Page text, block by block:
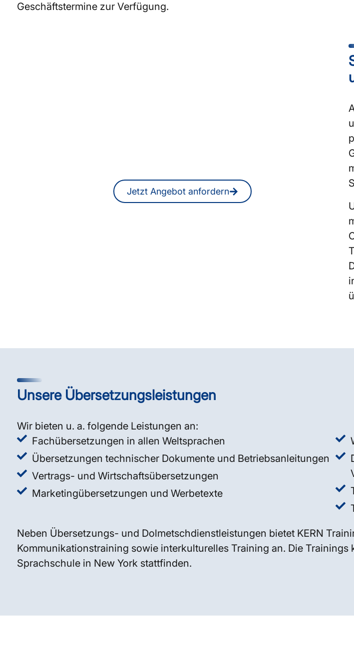
Geschäftstermine zur Verfügung.
Jetzt Angebot anfordern
Unsere Übersetzungsleistungen
Wir bieten u. a. folgende Leistungen an:
Fachübersetzungen in allen Weltsprachen
Übersetzungen technischer Dokumente und Betriebsanleitungen
Vertrags- und Wirtschaftsübersetzungen
Marketingübersetzungen und Werbetexte
Neben Übersetzungs- und Dolmetschdienstleistungen bietet KERN
Kommunikationstraining sowie interkulturelles Training an. Die
Sprachschule in New York stattfinden.